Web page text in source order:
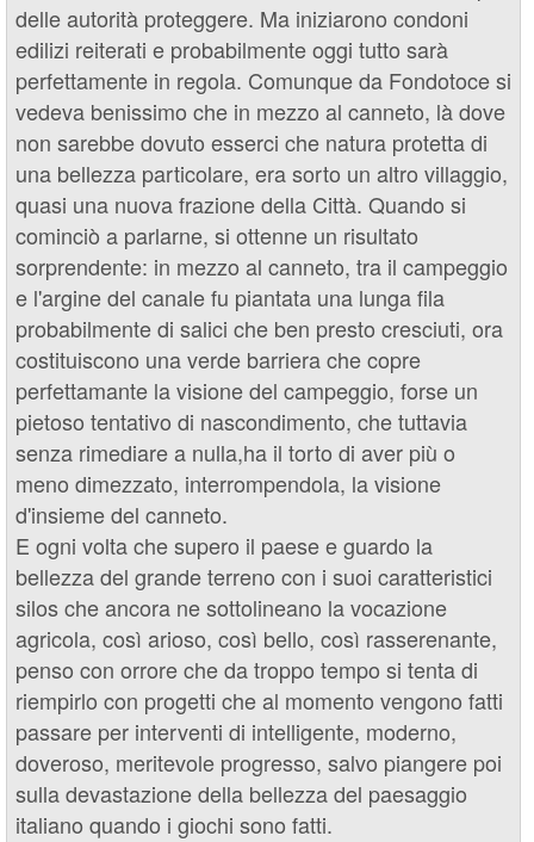
delle autorità proteggere. Ma iniziarono condoni
edilizi reiterati e probabilmente oggi tutto sarà
perfettamente in regola. Comunque da Fondotoce si
vedeva benissimo che in mezzo al canneto, là dove
non sarebbe dovuto esserci che natura protetta di
una bellezza particolare, era sorto un altro villaggio,
quasi una nuova frazione della Città. Quando si
cominciò a parlarne, si ottenne un risultato
sorprendente: in mezzo al canneto, tra il campeggio
e l'argine del canale fu piantata una lunga fila
probabilmente di salici che ben presto cresciuti, ora
costituiscono una verde barriera che copre
perfettamante la visione del campeggio, forse un
pietoso tentativo di nascondimento, che tuttavia
senza rimediare a nulla,ha il torto di aver più o
meno dimezzato, interrompendola, la visione
d'insieme del canneto.
E ogni volta che supero il paese e guardo la
bellezza del grande terreno con i suoi caratteristici
silos che ancora ne sottolineano la vocazione
agricola, così arioso, così bello, così rasserenante,
penso con orrore che da troppo tempo si tenta di
riempirlo con progetti che al momento vengono fatti
passare per interventi di intelligente, moderno,
doveroso, meritevole progresso, salvo piangere poi
sulla devastazione della bellezza del paesaggio
italiano quando i giochi sono fatti.